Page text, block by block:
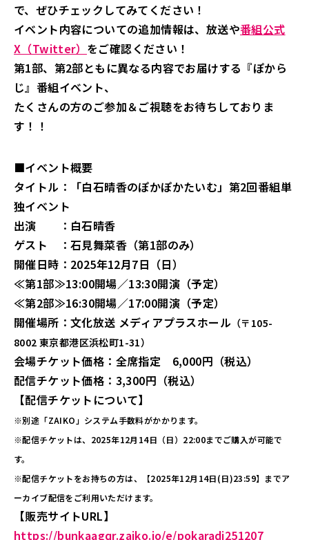
で、ぜひチェックしてみてください！
イベント内容についての追加情報は、放送や番組公式
X（Twitter） をご確認ください！
第1部、第2部ともに異なる内容でお届けする『ぽから
じ』番組イベント、
たくさんの方のご参加＆ご視聴をお待ちしておりま
す！！
■イベント概要
タイトル：「白石晴香のぽかぽかたいむ」第2回番組単
独イベント
出演 ：白石晴香
ゲスト ：石見舞菜香（第1部のみ）
開催日時：2025年12月7日（日）
≪第1部≫13:00開場／13:30開演（予定）
≪第2部≫16:30開場／17:00開演（予定）
開催場所：文化放送 メディアプラスホール （〒105-
8002 東京都港区浜松町1-31）
会場チケット価格：全席指定 6,000円（税込）
配信チケット価格：3,300円（税込）
【配信チケットについて】
※別途「ZAIKO」システム手数料がかかります。
※配信チケットは、2025年12月14日（日）22:00までご購入が可能で
す。
※配信チケットをお持ちの方は、【2025年12月14日(日)23:59】までア
ーカイブ配信をご利用いただけます。
【販売サイトURL】
https://bunkaagqr.zaiko.io/e/pokaradi251207